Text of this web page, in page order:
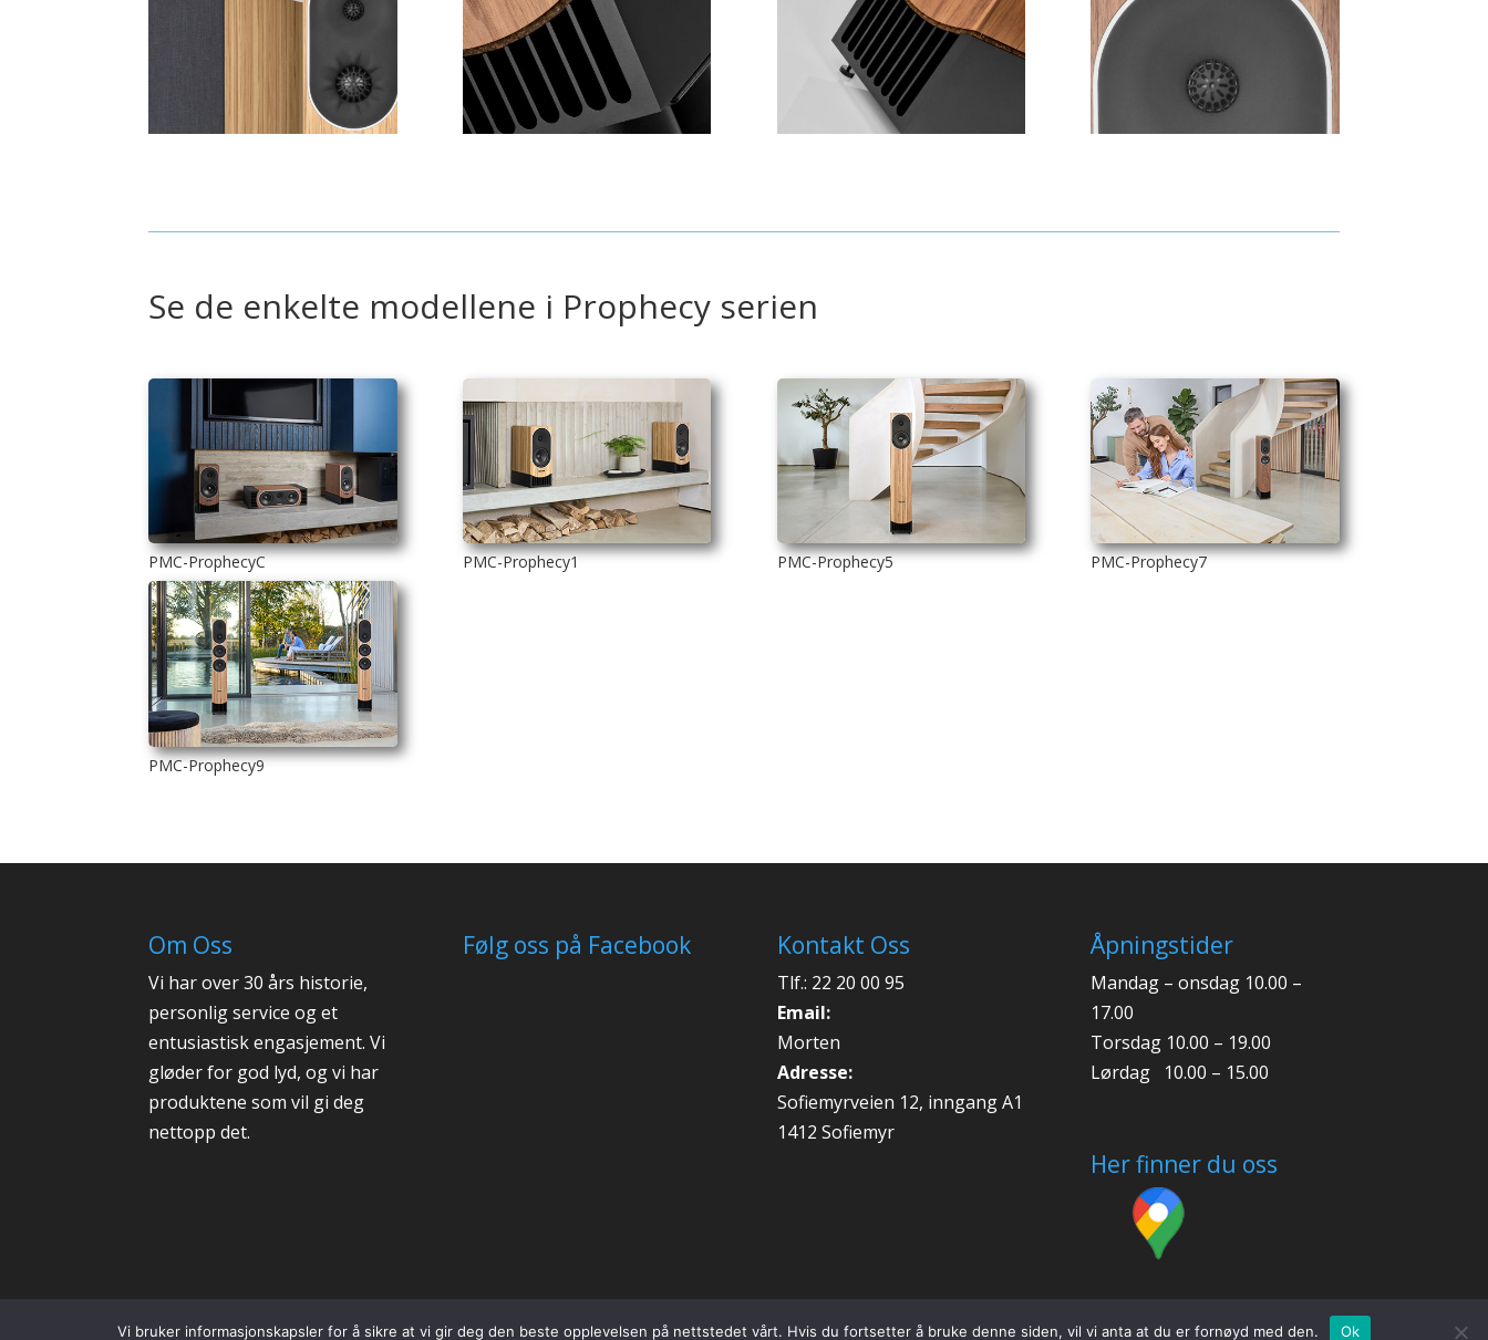
Se de enkelte modellene i Prophecy serien
PMC-ProphecyC PMC-Prophecy1 PMC-Prophecy5 PMC-Prophecy7
PMC-Prophecy9
Om Oss
Vi har over 30 års historie,
personlig service og et
entusiastisk engasjement. Vi
gløder for god lyd, og vi har
produktene som vil gi deg
nettopp det.
Følg oss på Facebook Kontakt Oss
Tlf.: 22 20 00 95
Email:
Morten
Adresse:
Sofiemyrveien 12, inngang A1
1412 Sofiemyr
Åpningstider
Mandag – onsdag 10.00 –
17.00
Torsdag 10.00 – 19.00
Lørdag 10.00 – 15.00
Her finner du oss
Vi bruker informasjonskapsler for å sikre at vi gir deg den beste opplevelsen på nettstedet vårt. Hvis du fortsetter å bruke denne siden, vil vi anta at du er fornøyd med den. Ok